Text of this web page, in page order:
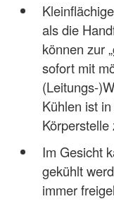
als die
können zur
sofort mit
(Leitungs-
Kühlen ist
Im Gesicht
gekühlt
immer